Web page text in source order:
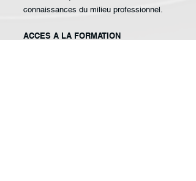
connaissances du milieu professionnel.
ACCES A LA FORMATION